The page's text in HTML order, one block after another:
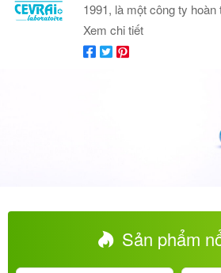
1991, là một công ty
Xem chi tiết
Sản phẩm